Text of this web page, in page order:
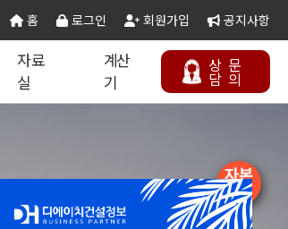
홈 로그인 회원가입 공지사항
자료
실
계산
기
상
담
문
의